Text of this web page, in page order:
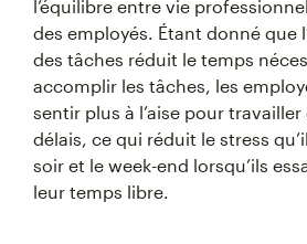
l’équilibre entre vie
des employés. Étant donné que
des tâches réduit le temps
accomplir les tâches, les
sentir plus à l’aise pour
délais, ce qui réduit le stress
soir et le week-end lorsqu’ils
leur temps libre.